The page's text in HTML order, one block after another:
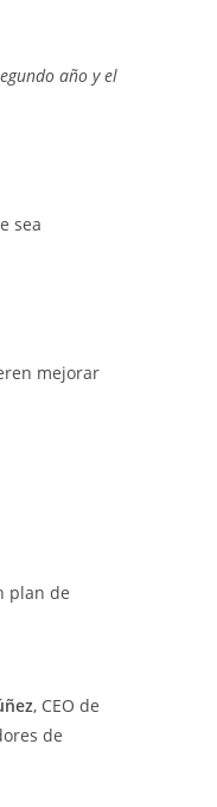
año y el
sea
mejorar
plan de
, CEO de
de